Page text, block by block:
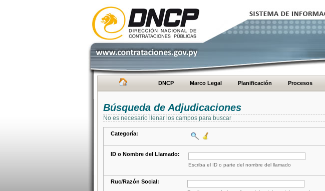
DNCP Marco Legal Planificación Procesos
Búsqueda de Adjudicaciones
No es necesario llenar los campos para buscar
Categoría:
ID o Nombre del Llamado:
Escriba el ID o parte del nombre del llamado
Ruc/Razón Social: